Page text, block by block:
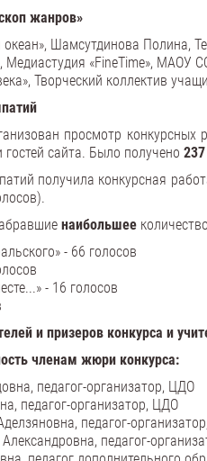
жанров»
океан», Шамсутдинова Полина,
Медиастудия «FineTime», МАОУ
Творческий коллектив
просмотр конкурсных
гостей сайта. Было получено 237
получила конкурсная
наибольшее
- 66 голосов
- 16 голосов
и призеров конкурса и
членам жюри конкурса:
педагог-организатор, ЦДО
педагог-организатор, ЦДО
педагог-
педагог-